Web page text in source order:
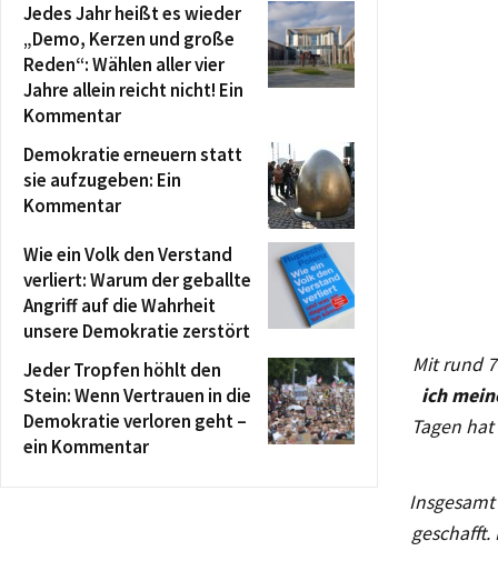
Mit rund
ich
Tagen
geschafft.
Jedes Jahr heißt es wieder
„Demo, Kerzen und große
Reden“: Wählen aller vier
Jahre allein reicht nicht! Ein
Kommentar
Demokratie erneuern statt
sie aufzugeben: Ein
Kommentar
Wie ein Volk den Verstand
verliert: Warum der geballte
Angriff auf die Wahrheit
unsere Demokratie zerstört
Jeder Tropfen höhlt den
Stein: Wenn Vertrauen in die
Demokratie verloren geht –
ein Kommentar